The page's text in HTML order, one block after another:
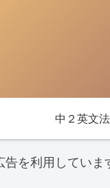
中２英文法
を利用していま